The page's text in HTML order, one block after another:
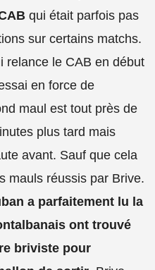
qui était parfois pas
sur certains matchs.
relance le CAB en début
en force de
maul est tout près de
plus tard mais
avant. Sauf que cela
mauls réussis par Brive.
a parfaitement lu la
ont trouvé
briviste pour